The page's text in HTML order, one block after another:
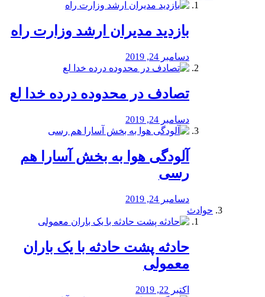
بازدید مدیران ارشد وزارت راه
دسامبر 24, 2019
تصادف در محدوده درده خدا لع
دسامبر 24, 2019
آلودگی هوا به بخش آسارا هم
رسی
دسامبر 24, 2019
حوادث
️حادثه پشت حادثه با یک باران
معمولی
اکتبر 22, 2019